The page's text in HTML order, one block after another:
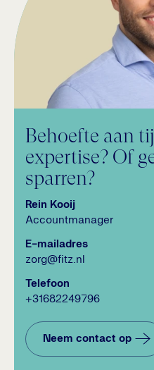
Behoefte aan
expertise? Of
sparren?
Rein Kooij
Accountmanager
E-mailadres
zorg@fitz.nl
Telefoon
+31682249796
Neem contact op